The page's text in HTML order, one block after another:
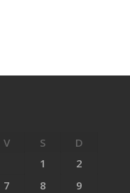
V S
D
1
2
7 8
9